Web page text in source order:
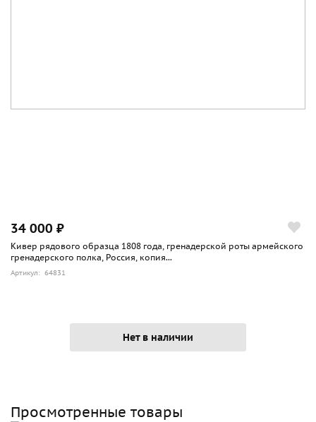
34 000 ₽
Кивер рядового образца 1808 года, гренадерской роты армейского
гренадерского полка, Россия, копия...
Артикул: 64831
Нет в наличии
Просмотренные товары